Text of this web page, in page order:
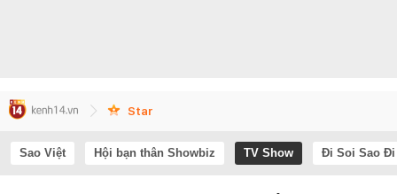
Star
Sao Việt Hội bạn thân Showbiz TV Show Đi Soi Sao Đi